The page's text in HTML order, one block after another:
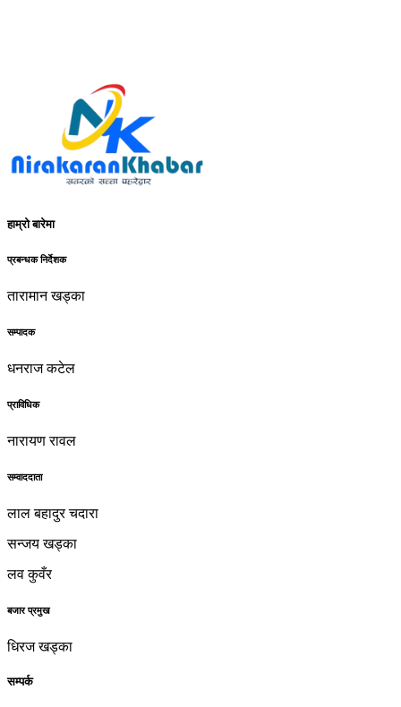
हाम्रो बारेमा
प्रबन्धक निर्देशक
तारामान खड्का
सम्पादक
धनराज कटेल
प्राविधिक
नारायण रावल
सम्वाददाता
लाल बहादुर चदारा
सन्जय खड्का
लव कुवँर
बजार प्रमुख
धिरज खड्का
सम्पर्क